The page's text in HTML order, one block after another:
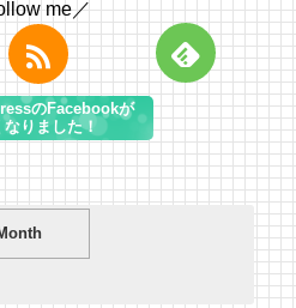
me／
のFacebookが
りました！